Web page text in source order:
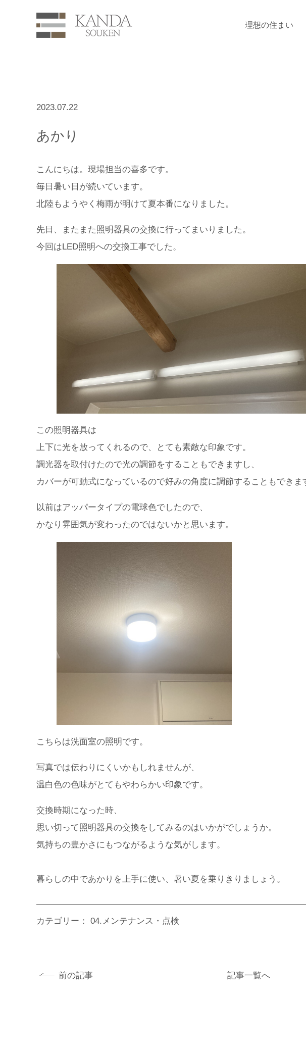
理想の住まい
2023.07.22
あかり
こんにちは。現場担当の喜多です。
毎日暑い日が続いています。
北陸もようやく梅雨が明けて夏本番になりました。
先日、またまた照明器具の交換に行ってまいりました。
今回はLED照明への交換工事でした。
この照明器具は
上下に光を放ってくれるので、とても素敵な印象です。
調光器を取付けたので光の調節をすることもできますし、
カバーが可動式になっているので好みの角度に調節することもできま
以前はアッパータイプの電球色でしたので、
かなり雰囲気が変わったのではないかと思います。
こちらは洗面室の照明です。
写真では伝わりにくいかもしれませんが、
温白色の色味がとてもやわらかい印象です。
交換時期になった時、
思い切って照明器具の交換をしてみるのはいかがでしょうか。
気持ちの豊かさにもつながるような気がします。
暮らしの中であかりを上手に使い、暑い夏を乗りきりましょう。
カテゴリー： 04.メンテナンス・点検
前の記事 記事一覧へ